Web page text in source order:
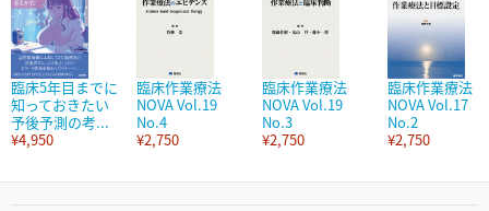
臨床5年目までに
知っておきたい
予後予測の考...
¥4,950
臨床作業療法
NOVA Vol.19
No.4
¥2,750
臨床作業療法
NOVA Vol.19
No.3
¥2,750
臨床作業療法
NOVA Vol.17
No.2
¥2,750